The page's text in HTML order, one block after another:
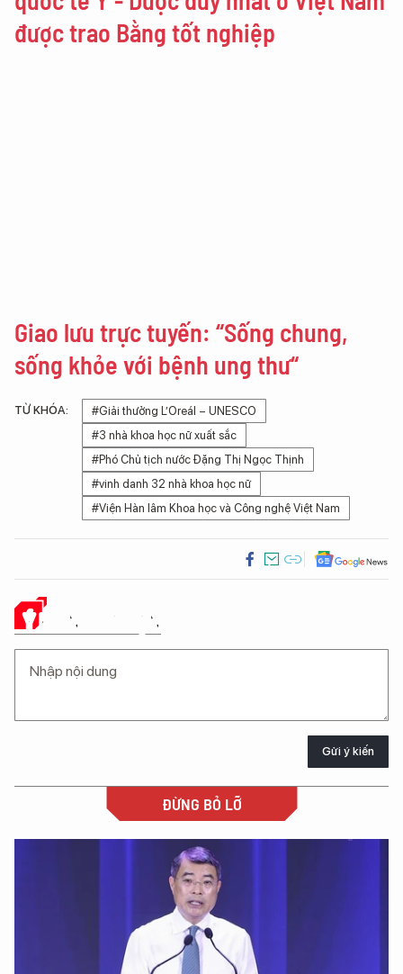
được trao Bằng tốt nghiệp
Giao lưu trực tuyến: “Sống chung,
sống khỏe với bệnh ung thư“
TỪ KHÓA:
#Giải thưởng L’Oreál – UNESCO
#3 nhà khoa học nữ xuất sắc
#Phó Chủ tịch nước Đặng Thị Ngọc Thịnh
#vinh danh 32 nhà khoa học nữ
#Viện Hàn lâm Khoa học và Công nghệ Việt Nam
Ý KIẾN CỦA BẠN
Gửi ý kiến
ĐỪNG BỎ LỠ